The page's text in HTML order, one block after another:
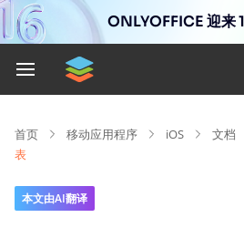
ONLYOFFICE 迎来
首页 移动应用程序 iOS 文档
表
本文由AI翻译